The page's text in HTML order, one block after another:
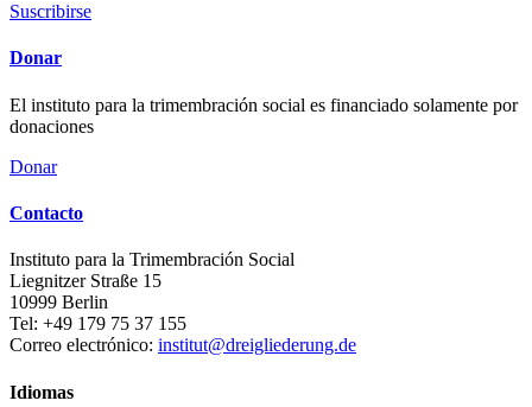
Suscribirse
Donar
El instituto para la trimembración social es financiado solamente por
donaciones
Donar
Contacto
Instituto para la Trimembración Social
Liegnitzer Straße 15
10999 Berlin
Tel: +49 179 75 37 155
Correo electrónico: institut@dreigliederung.de
Idiomas